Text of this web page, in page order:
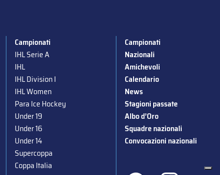
Campionati
IHL Serie A
IHL
IHL Division I
IHL Women
Para Ice Hockey
Under 19
Under 16
Under 14
Supercoppa
Coppa Italia
Campionati
Nazionali
Amichevoli
Calendario
News
Stagioni passate
Albo d’Oro
Squadre nazionali
Convocazioni nazionali